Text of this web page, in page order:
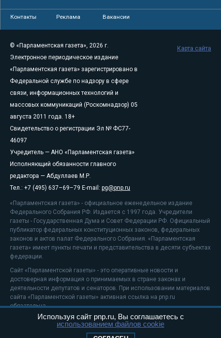
Контакты Реклама Вакансии
© «Парламентская газета», 2026 г.
Электронное периодическое издание
«Парламентская газета» зарегистрировано в
Федеральной службе по надзору в сфере
связи, информационных технологий и
массовых коммуникаций (Роскомнадзор) 05
августа 2011 года. 18+
Свидетельство о регистрации Эл № ФС77-
46097
Учредитель — АНО «Парламентская газета»
Исполняющий обязанности главного
редактора — Абдуллаев М.Р.
Тел.: +7 (495) 637–69–79 E-mail: pg@pnp.ru
«Парламентская газета» - официальное еженедельное издание
Федерального Собрания РФ. Издается с 1997 года. Учредители
газеты - Государственная Дума и Совет Федерации РФ. Официальный
публикатор федеральных конституционных законов, федеральных
законов и актов палат Федерального Собрания. «Парламентская
газета» имеет пункты печати и представительства в десяти субъектах
федерации.
Сайт «Парламентской газеты» - это оперативные новости и
достоверная информация о принимаемых в стране законах и
деятельности депутатов и сенаторов. При использовании материалов
сайта «Парламентской газеты» активная ссылка на pnp.ru
обязательна.
На информационном ресурсе применяютсярекомендательные
Карта сайта
Используя сайт pnp.ru, Вы соглашаетесь с
использованием файлов cookie